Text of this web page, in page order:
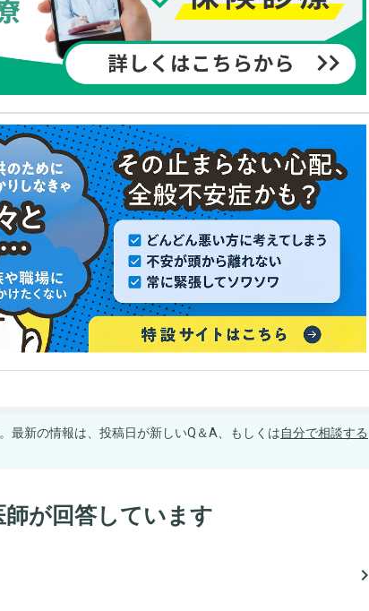
最新の情報は、投稿日が新しいQ＆A、もしくは自分で相談する
師が回答しています
navigate_next